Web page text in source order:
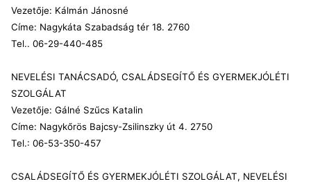
Vezetője: Kálmán Jánosné
Címe: Nagykáta Szabadság tér 18. 2760
Tel.. 06-29-440-485
NEVELÉSI TANÁCSADÓ, CSALÁDSEGÍTŐ ÉS GYERMEKJÓLÉTI
SZOLGÁLAT
Vezetője: Gálné Szűcs Katalin
Címe: Nagykőrös Bajcsy-Zsilinszky út 4. 2750
Tel.: 06-53-350-457
CSALÁDSEGÍTŐ ÉS GYERMEKJÓLÉTI SZOLGÁLAT, NEVELÉSI